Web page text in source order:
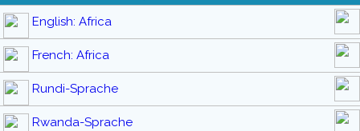
English: Africa
French: Africa
Rundi-Sprache
Rwanda-Sprache